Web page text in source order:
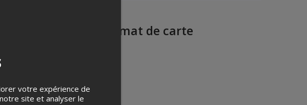
Sélectionnez un format de carte
Virtuelle
votre expérience de
site et analyser le